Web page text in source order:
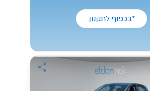
*בכפוף לתקנון